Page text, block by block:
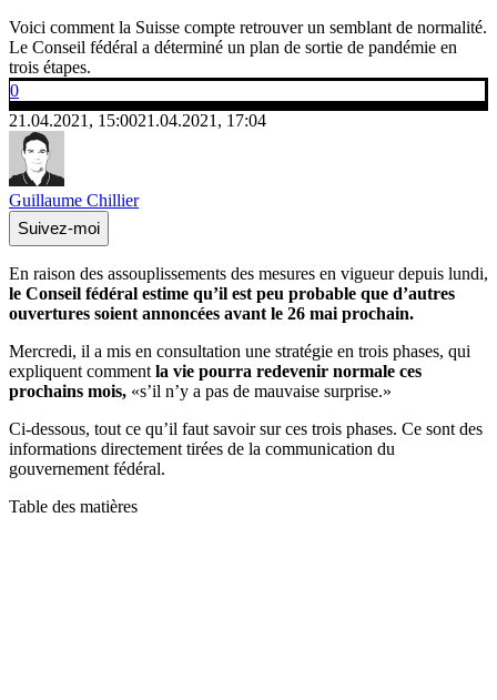
Voici comment la Suisse compte retrouver un semblant de normalité.
Le Conseil fédéral a déterminé un plan de sortie de pandémie en
trois étapes.
0
21.04.2021, 15:0021.04.2021, 17:04
Guillaume Chillier
Suivez-moi
En raison des assouplissements des mesures en vigueur depuis lundi,
le Conseil fédéral estime qu’il est peu probable que d’autres
ouvertures soient annoncées avant le 26 mai prochain.
Mercredi, il a mis en consultation une stratégie en trois phases, qui
expliquent comment la vie pourra redevenir normale ces
prochains mois, «s’il n’y a pas de mauvaise surprise.»
Ci-dessous, tout ce qu’il faut savoir sur ces trois phases. Ce sont des
informations directement tirées de la communication du
gouvernement fédéral.
Table des matières